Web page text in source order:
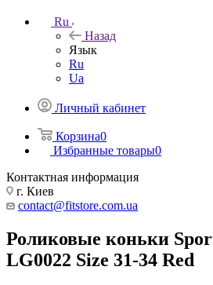
Ru
Назад
Язык
Ru
Ua
Личный кабинет
Корзина0
Избранные товары0
Контактная информация
г. Киев
contact@fitstore.com.ua
Роликовые коньки
LG0022 Size 31-34 Red